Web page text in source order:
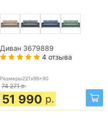
Диван 3679889
4 отзыва
Размеры221x98x90
74 271 р.
51 990 р.